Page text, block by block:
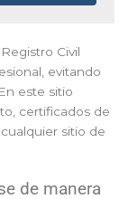
Civil
evitando
este sitio
certificados de
sitio de
de manera